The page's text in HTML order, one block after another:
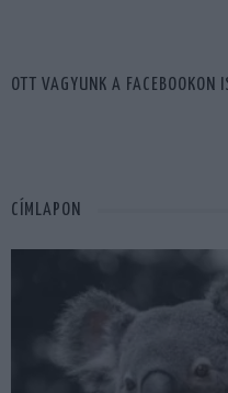
OTT VAGYUNK A FACEBOOKON
CÍMLAPON